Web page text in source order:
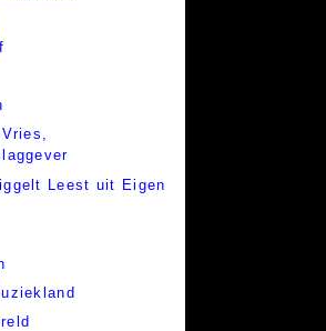
Leest uit Eigen